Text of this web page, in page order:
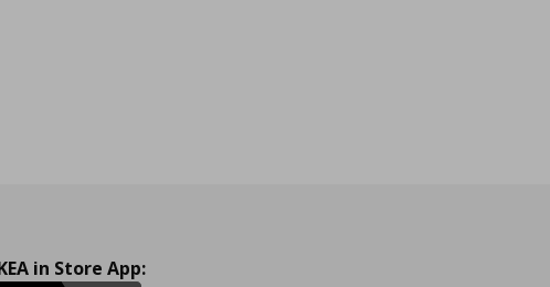
in Store App: